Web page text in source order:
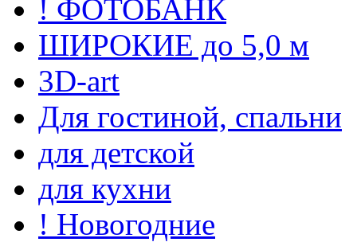
! ФОТОБАНК
ШИРОКИЕ до 5,0 м
3D-art
Для гостиной, спальни
для детской
для кухни
! Новогодние